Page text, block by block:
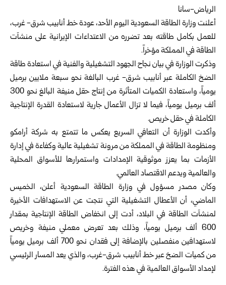
الرياض-سانا
أعلنت وزارة الطاقة السعودية اليوم الأحد، عودة خط أنابيب شرق- غرب،
للعمل بكامل طاقته بعد تضرره من الاعتداءات الإيرانية على منشآت
الطاقة في المملكة مؤخراً.
وذكرت الوزارة في بيان نجاح الجهود التشغيلية والفنية في استعادة طاقة
الضخ الكاملة عبر أنابيب شرق- غرب البالغة نحو سبعة ملايين برميل
يومياً، واستعادة الكميات المتأثرة من إنتاج حقل منيفة البالغ نحو 300
ألف برميل يومياً، فيما لا تزال الأعمال جارية لاستعادة القدرة الإنتاجية
الكاملة في حقل خريص.
وأكدت الوزارة أن التعافي السريع يعكس ما تتمتع به شركة أرامكو
ومنظومة الطاقة في المملكة من مرونة تشغيلية عالية وكفاءة في إدارة
الأزمات بما يعزز موثوقية الإمدادات واستمرارها للأسواق المحلية
والعالمية ويدعم الاقتصاد العالمي.
وكان مصدر مسؤول في وزارة الطاقة السعودية أعلن، الخميس
الماضي، أن الأعطال التشغيلية التي نتجت عن الاستهدافات الأخيرة
لمنشآت الطاقة في البلاد، أدت إلى انخفاض الطاقة الإنتاجية بمقدار
600 ألف برميل يومياً، وذلك بعد تعرض معملي منيفة وخريص
لاستهدافين منفصلين بالإضافة إلى فقدان نحو 700 ألف برميل يومياً
من كميات الضخ عبر خط أنابيب شرق-غرب، والذي يعد المسار الرئيسي
لإمداد الأسواق العالمية في هذه الفترة.